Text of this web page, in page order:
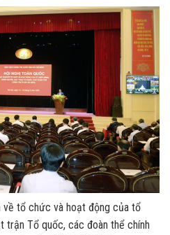
về tổ chức và hoạt động của tổ
trận Tổ quốc, các đoàn thể chính